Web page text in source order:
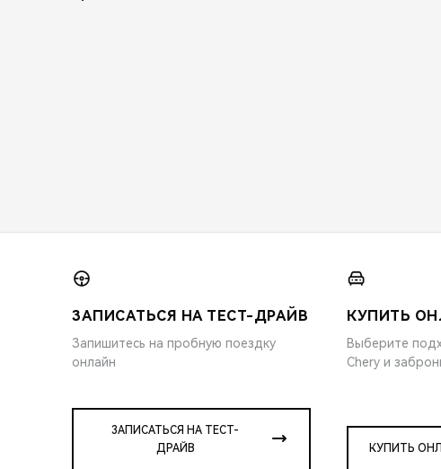
ЗАПИСАТЬСЯ НА ТЕСТ-ДРАЙВ
Запишитесь на пробную поездку
онлайн
ЗАПИСАТЬСЯ НА ТЕСТ-
ДРАЙВ
КУПИТЬ
Выберите
Chery и
КУПИТЬ